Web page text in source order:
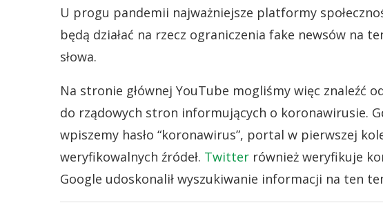
U progu pandemii najważniejsze platformy
będą działać na rzecz ograniczenia fake newsów na
słowa.
Na stronie głównej YouTube mogliśmy więc znaleźć
do rządowych stron informujących o koronawirusie.
wpiszemy hasło “koronawirus”, portal w pierwszej
weryfikowalnych źródeł. Twitter również weryfikuje
Google udoskonalił wyszukiwanie informacji na ten